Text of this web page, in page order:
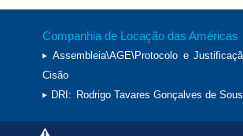
Companhia de Locação das Américas
Assembleia\AGE\Protocolo e
Cisão
DRI: Rodrigo Tavares Gonçalves de